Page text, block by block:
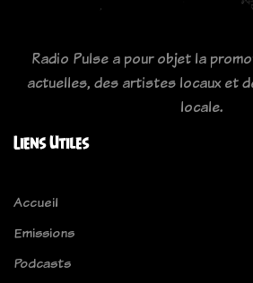
Radio Pulse a pour objet la
actuelles, des artistes locaux et
locale.
Liens Utiles
Accueil
Emissions
Podcasts